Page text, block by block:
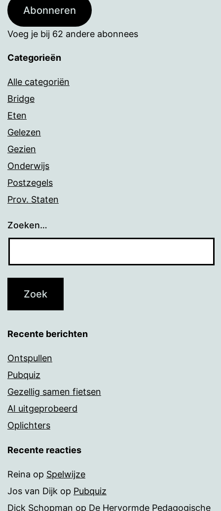
Abonneren
Voeg je bij 62 andere abonnees
Categorieën
Alle categoriën
Bridge
Eten
Gelezen
Gezien
Onderwijs
Postzegels
Prov. Staten
Zoeken…
Recente berichten
Ontspullen
Pubquiz
Gezellig samen fietsen
AI uitgeprobeerd
Oplichters
Recente reacties
Reina op Spelwijze
Jos van Dijk op Pubquiz
Dick Schopman op De Hervormde Pedagogische